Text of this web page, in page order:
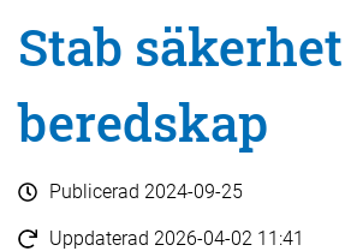
Stab
beredskap
Publicerad 2024-09-25
Uppdaterad 2026-04-02 11:41